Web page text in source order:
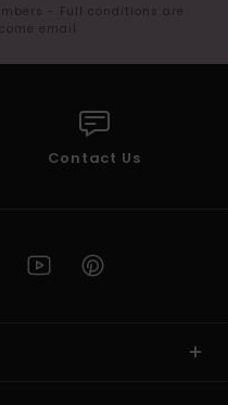
- Full conditions are
email
Contact Us